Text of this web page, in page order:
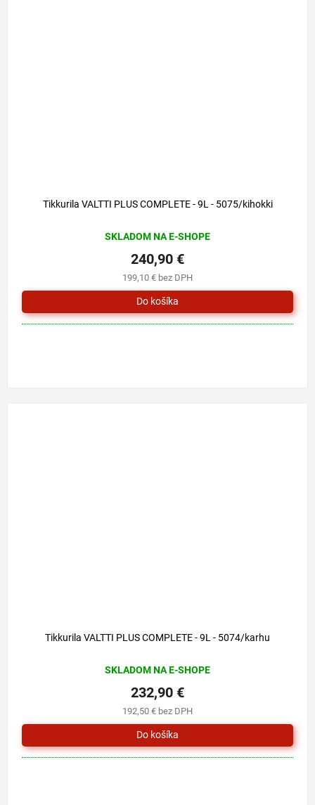
Tikkurila VALTTI PLUS COMPLETE - 9L - 5075/kihokki
SKLADOM NA E-SHOPE
199,10 € bez DPH
240,90 €
Tikkurila VALTTI PLUS COMPLETE - 9L - 5074/karhu
SKLADOM NA E-SHOPE
192,50 € bez DPH
232,90 €